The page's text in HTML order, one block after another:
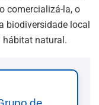
comercializá-la, o
biodiversidade local
hábitat natural.